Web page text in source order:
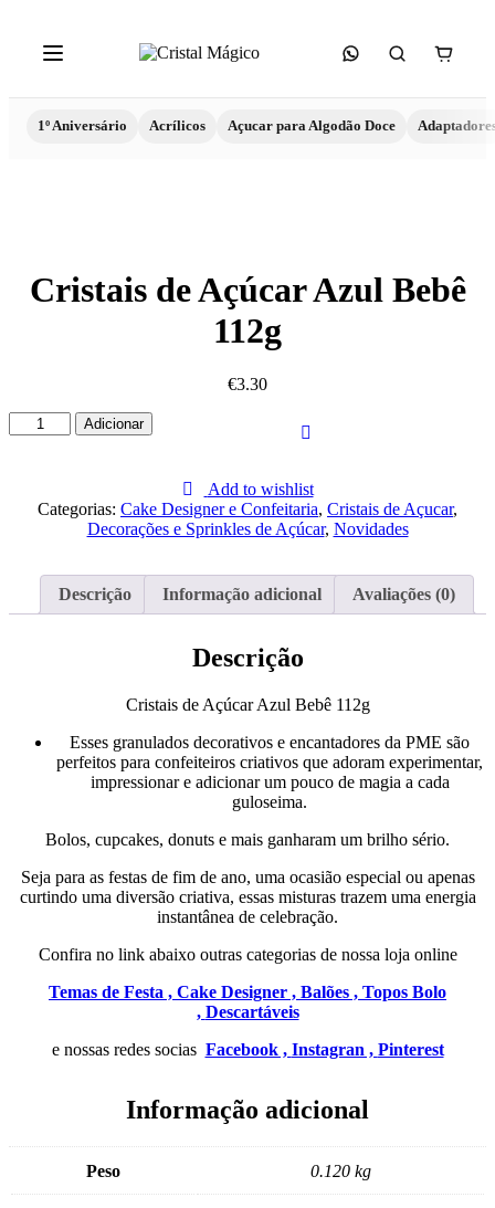
1º Aniversário Acrílicos Açucar para Algodão Doce
Cristais de Açúcar Azul Bebê
112g
€3.30
Quantidade
de
Açúcar
Azul
Adicionar
Add to wishlist
Categorias: Cake Designer e Confeitaria, Cristais de Açucar,
Decorações e Sprinkles de Açúcar, Novidades
Descrição Informação adicional Avaliações (0)
Descrição
Cristais de Açúcar Azul Bebê 112g
Esses granulados decorativos e encantadores da PME são
perfeitos para confeiteiros criativos que adoram experimentar,
impressionar e adicionar um pouco de magia a cada
guloseima.
Bolos, cupcakes, donuts e mais ganharam um brilho sério.
Seja para as festas de fim de ano, uma ocasião especial ou apenas
curtindo uma diversão criativa, essas misturas trazem uma energia
instantânea de celebração.
Confira no link abaixo outras categorias de nossa loja online
Temas de Festa , Cake Designer , Balões , Topos Bolo
, Descartáveis
e nossas redes socias Facebook , Instagran , Pinterest
Informação adicional
Peso 0.120 kg